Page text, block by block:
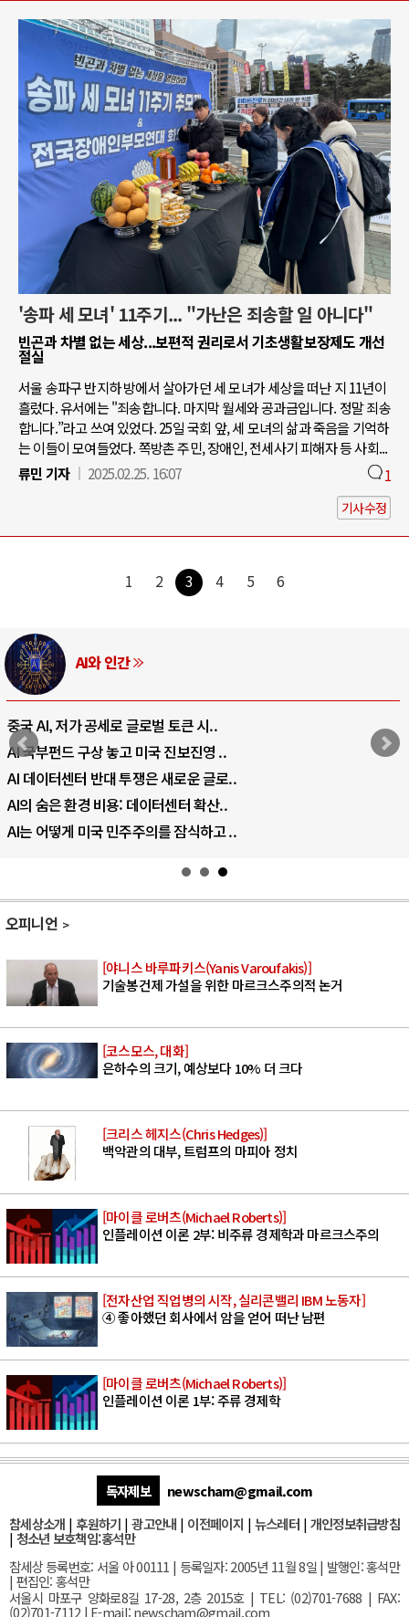
'송파 세 모녀' 11주기... "가난은 죄송할 일 아니다"
빈곤과 차별 없는 세상...보편적 권리로서 기초생활보장제도 개선
절실
서울 송파구 반지하 방에서 살아가던 세 모녀가 세상을 떠난 지 11년이
흘렀다. 유서에는 "죄송합니다. 마지막 월세와 공과금입니다. 정말 죄송
합니다.”라고 쓰여 있었다. 25일 국회 앞, 세 모녀의 삶과 죽음을 기억하
는 이들이 모여들었다. 쪽방촌 주민, 장애인, 전세사기 피해자 등 사회...
류민 기자
2025.02.25. 16:07 1
기사수정
1 2 3 4 5 6
AI와 인간
중국 AI, 저가 공세로 글로벌 토큰 시..
AI 국부펀드 구상 놓고 미국 진보진영 ..
AI 데이터센터 반대 투쟁은 새로운 글로..
AI의 숨은 환경 비용: 데이터센터 확산..
AI는 어떻게 미국 민주주의를 잠식하고 ..
오피니언
[야니스 바루파키스(Yanis Varoufakis)]
기술봉건제 가설을 위한 마르크스주의적 논거
[코스모스, 대화]
은하수의 크기, 예상보다 10% 더 크다
[크리스 헤지스(Chris Hedges)]
백악관의 대부, 트럼프의 마피아 정치
[마이클 로버츠(Michael Roberts)]
인플레이션 이론 2부: 비주류 경제학과 마르크스주의
[전자산업 직업병의 시작, 실리콘밸리 IBM 노동자]
④ 좋아했던 회사에서 암을 얻어 떠난 남편
[마이클 로버츠(Michael Roberts)]
인플레이션 이론 1부: 주류 경제학
독자제보
newscham@gmail.com
참세상소개 | 후원하기 |광고안내 | 이전페이지 | 뉴스레터| 개인정보취급방침
| 청소년 보호책임:홍석만
참세상 등록번호: 서울 아 00111 | 등록일자: 2005년 11월 8일 | 발행인: 홍석만
| 편집인: 홍석만
서울시 마포구 양화로8길 17-28, 2층 2015호| TEL: (02)701-7688 | FAX:
(02)701-7112 | E-mail:newscham@gmail.com